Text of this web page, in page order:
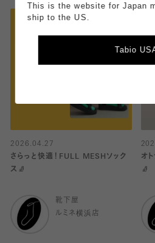
2026.04.27
さらっと快適！FULL MESHソック
ス🧦
靴下屋
ルミネ横浜店
オ
🧦
This is the website for Japan
ship to the US.
Tabio